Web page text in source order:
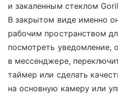
и закаленным стеклом
В закрытом виде именно
рабочим пространством
посмотреть уведомление,
в мессенджере,
таймер или сделать
на основную камеру или